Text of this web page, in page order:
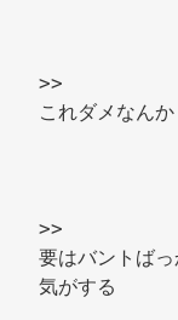
>>
これダメなん
>>
要はバントば
気がする